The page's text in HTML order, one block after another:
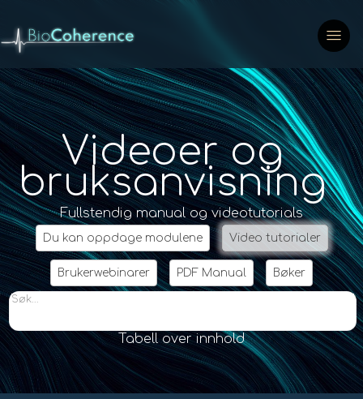
Videoer og
bruksanvisning
Fullstendig manual og videotutorials
Du kan oppdage modulene Video tutorialer
Brukerwebinarer PDF Manual Bøker
Søk...
Tabell over innhold